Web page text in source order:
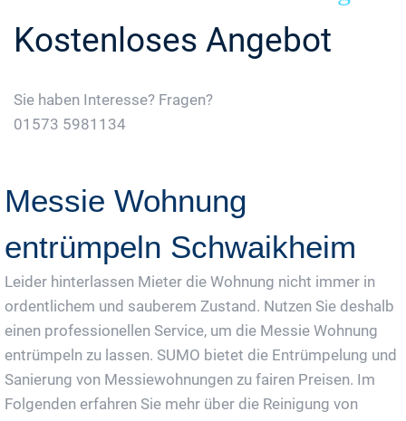
Kostenloses Angebot
Sie haben Interesse? Fragen?
01573 5981134
Messie Wohnung
entrümpeln Schwaikheim
Leider hinterlassen Mieter die Wohnung nicht immer in
ordentlichem und sauberem Zustand. Nutzen Sie deshalb
einen professionellen Service, um die Messie Wohnung
entrümpeln zu lassen. SUMO bietet die Entrümpelung und
Sanierung von Messiewohnungen zu fairen Preisen. Im
Folgenden erfahren Sie mehr über die Reinigung von